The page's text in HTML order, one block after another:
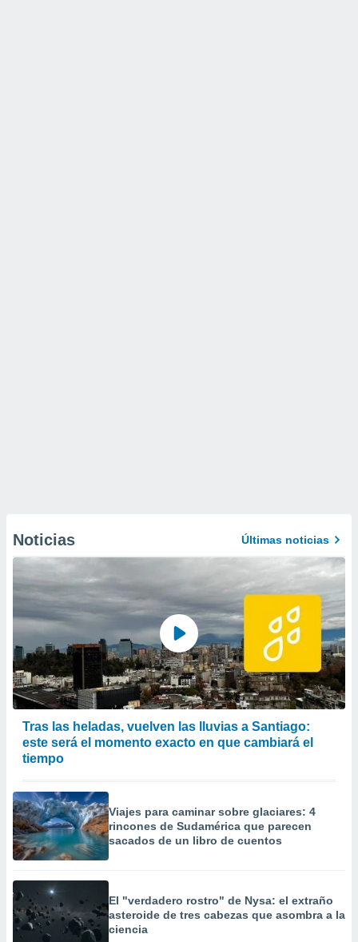
Noticias Últimas noticias
Tras las heladas, vuelven las lluvias a Santiago:
este será el momento exacto en que cambiará el
tiempo
Viajes para caminar sobre glaciares: 4
rincones de Sudamérica que parecen
sacados de un libro de cuentos
El "verdadero rostro" de Nysa: el extraño
asteroide de tres cabezas que asombra a la
ciencia